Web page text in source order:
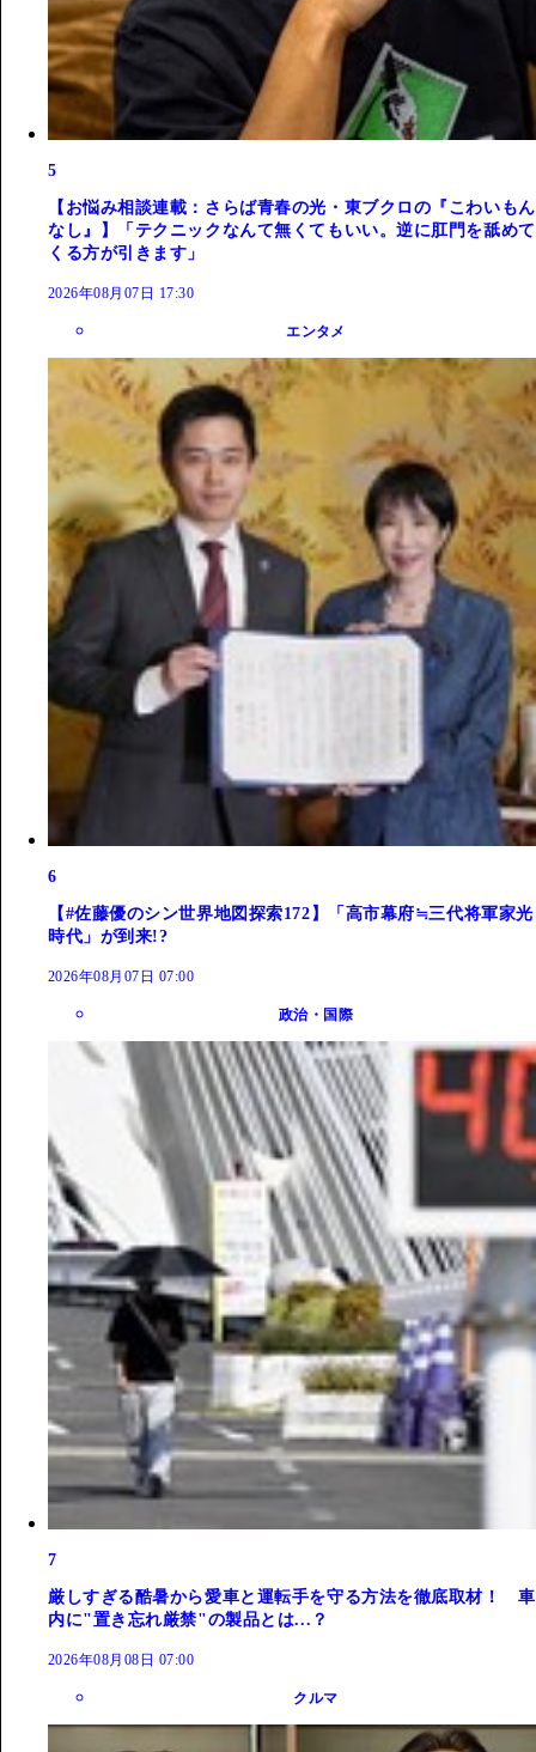
5
【お悩み相談連載：さらば青春の光・東ブクロの『こわいもん
なし』】「テクニックなんて無くてもいい。逆に肛門を舐めて
くる方が引きます」
2026年08月07日 17:30
エンタメ
6
【#佐藤優のシン世界地図探索172】「高市幕府≒三代将軍家光
時代」が到来!?
2026年08月07日 07:00
政治・国際
7
厳しすぎる酷暑から愛車と運転手を守る方法を徹底取材！ 車
内に"置き忘れ厳禁"の製品とは...？
2026年08月08日 07:00
クルマ